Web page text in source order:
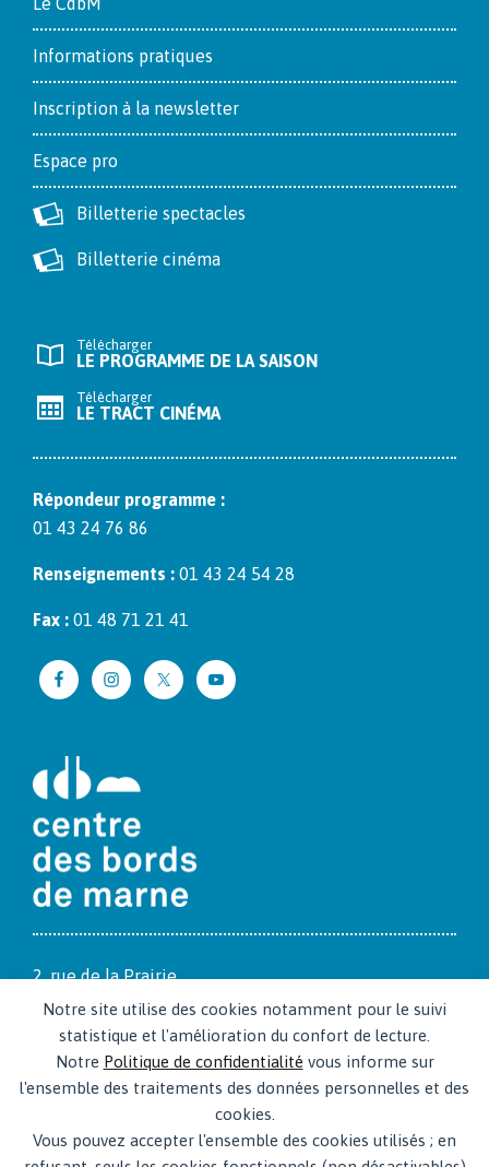
Notre site utilise des cookies notamment pour le suivi
statistique et l'amélioration du confort de lecture.
Notre Politique de confidentialité vous informe sur
l'ensemble des traitements des données personnelles et des
cookies.
Vous pouvez accepter l'ensemble des cookies utilisés ; en
Informations pratiques
Inscription à la newsletter
Espace pro
Billetterie spectacles
Billetterie cinéma
Télécharger
LE PROGRAMME DE LA SAISON
Télécharger
LE TRACT CINÉMA
Répon­deur pro­gramme :
01 43 24 76 86
Ren­seigne­ments : 01 43 24 54 28
Fax : 01 48 71 21 41
2, rue de la Prairie
94170 Le Per­reux-sur-Marne
www.cdbm.org
CdbM, un équipement de la ville du Per­reux-sur-Marne